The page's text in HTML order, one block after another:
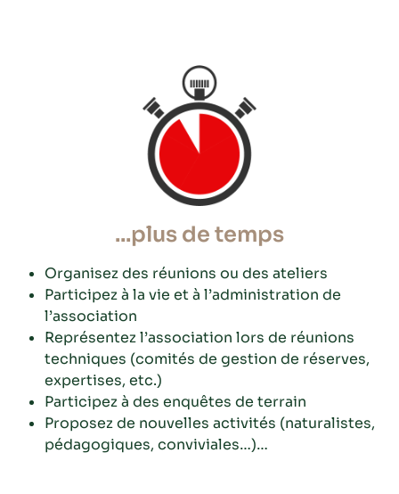
...plus de temps
Organisez des réunions ou des ateliers
Participez à la vie et à l’administration de
l’association
Représentez l’association lors de réunions
techniques (comités de gestion de réserves,
expertises, etc.)
Participez à des enquêtes de terrain
Proposez de nouvelles activités (naturalistes,
pédagogiques, conviviales…)…